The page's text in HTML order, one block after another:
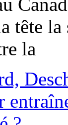
tête
la